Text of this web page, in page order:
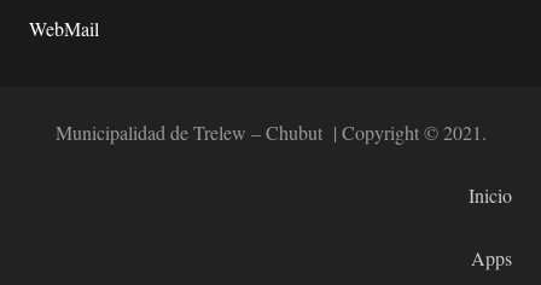
WebMail
Municipalidad de Trelew – Chubut | Copyright © 2021.
Inicio
Apps